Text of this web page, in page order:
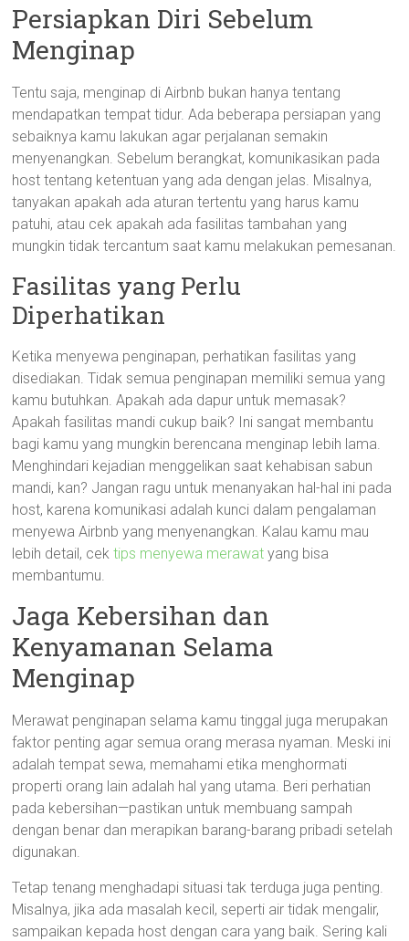
Persiapkan Diri Sebelum
Menginap
Tentu saja, menginap di Airbnb bukan hanya tentang
mendapatkan tempat tidur. Ada beberapa persiapan yang
sebaiknya kamu lakukan agar perjalanan semakin
menyenangkan. Sebelum berangkat, komunikasikan pada
host tentang ketentuan yang ada dengan jelas. Misalnya,
tanyakan apakah ada aturan tertentu yang harus kamu
patuhi, atau cek apakah ada fasilitas tambahan yang
mungkin tidak tercantum saat kamu melakukan pemesanan.
Fasilitas yang Perlu
Diperhatikan
Ketika menyewa penginapan, perhatikan fasilitas yang
disediakan. Tidak semua penginapan memiliki semua yang
kamu butuhkan. Apakah ada dapur untuk memasak?
Apakah fasilitas mandi cukup baik? Ini sangat membantu
bagi kamu yang mungkin berencana menginap lebih lama.
Menghindari kejadian menggelikan saat kehabisan sabun
mandi, kan? Jangan ragu untuk menanyakan hal-hal ini pada
host, karena komunikasi adalah kunci dalam pengalaman
menyewa Airbnb yang menyenangkan. Kalau kamu mau
lebih detail, cektips menyewa merawat yang bisa
membantumu.
Jaga Kebersihan dan
Kenyamanan Selama
Menginap
Merawat penginapan selama kamu tinggal juga merupakan
faktor penting agar semua orang merasa nyaman. Meski ini
adalah tempat sewa, memahami etika menghormati
properti orang lain adalah hal yang utama. Beri perhatian
pada kebersihan—pastikan untuk membuang sampah
dengan benar dan merapikan barang-barang pribadi setelah
digunakan.
Tetap tenang menghadapi situasi tak terduga juga penting.
Misalnya, jika ada masalah kecil, seperti air tidak mengalir,
sampaikan kepada host dengan cara yang baik. Sering kali